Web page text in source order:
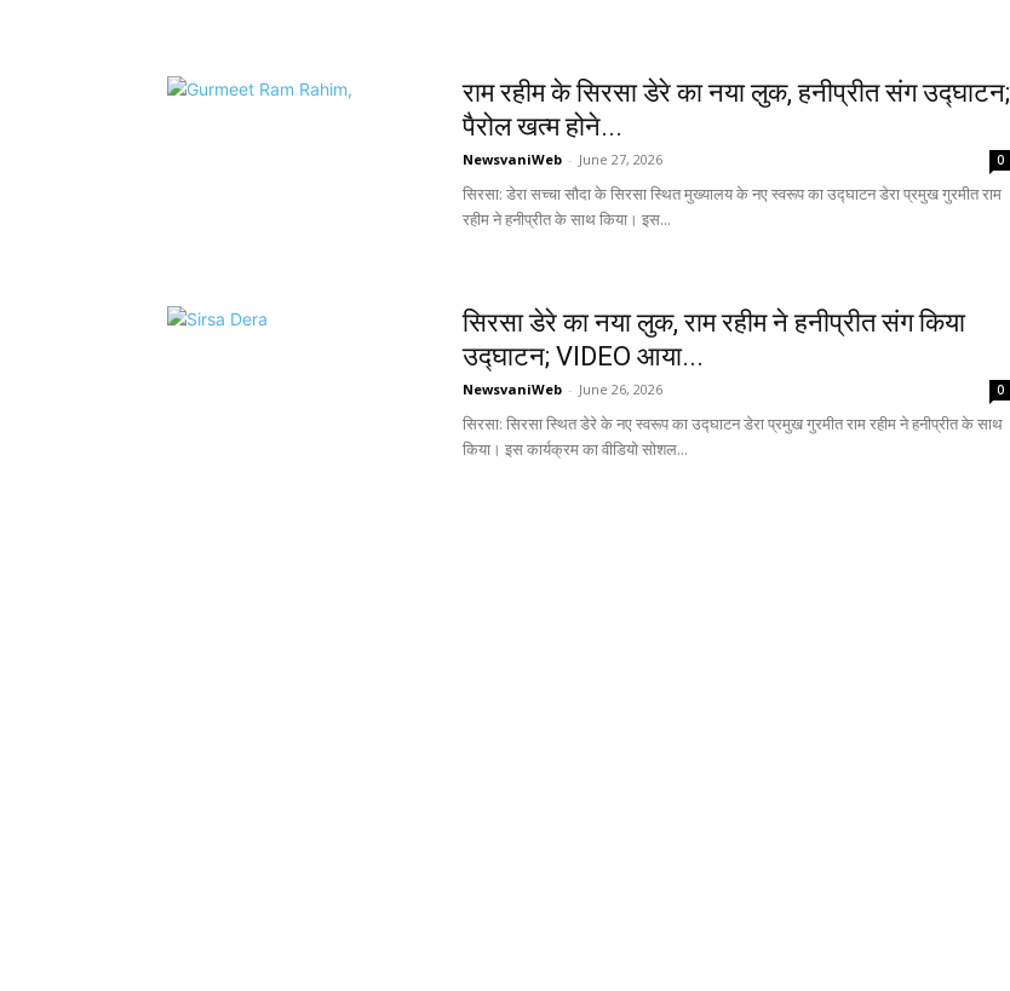
राम रहीम के सिरसा डेरे का नया लुक, हनीप्रीत संग उद्घाटन;
पैरोल खत्म होने...
NewsvaniWeb - June 27, 2026 0
सिरसा: डेरा सच्चा सौदा के सिरसा स्थित मुख्यालय के नए स्वरूप का उद्घाटन डेरा प्रमुख गुरमीत राम
रहीम ने हनीप्रीत के साथ किया। इस...
सिरसा डेरे का नया लुक, राम रहीम ने हनीप्रीत संग किया
उद्घाटन; VIDEO आया...
NewsvaniWeb - June 26, 2026 0
सिरसा: सिरसा स्थित डेरे के नए स्वरूप का उद्घाटन डेरा प्रमुख गुरमीत राम रहीम ने हनीप्रीत के साथ
किया। इस कार्यक्रम का वीडियो सोशल...